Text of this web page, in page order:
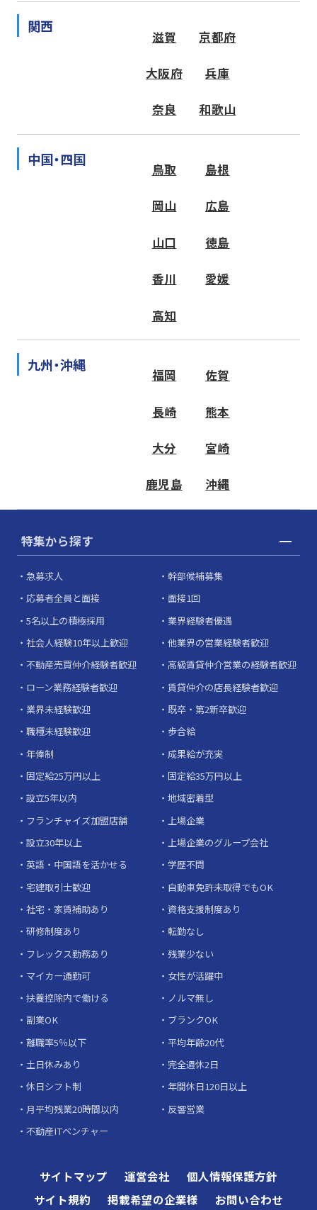
関西
滋賀 京都府
大阪府 兵庫
奈良 和歌山
中国・四国
鳥取 島根
岡山 広島
山口 徳島
香川 愛媛
高知
九州・沖縄
福岡 佐賀
長崎 熊本
大分 宮崎
鹿児島 沖縄
特集から探す
急募求人
幹部候補募集
応募者全員と面接
面接1回
5名以上の積極採用
業界経験者優遇
社会人経験10年以上歓迎
他業界の営業経験者歓迎
不動産売買仲介経験者歓迎
高級賃貸仲介営業の経験者歓迎
ローン業務経験者歓迎
賃貸仲介の店長経験者歓迎
業界未経験歓迎
既卒・第2新卒歓迎
職種未経験歓迎
歩合給
年俸制
成果給が充実
固定給25万円以上
固定給35万円以上
設立5年以内
地域密着型
フランチャイズ加盟店舗
上場企業
設立30年以上
上場企業のグループ会社
英語・中国語を活かせる
学歴不問
宅建取引士歓迎
自動車免許未取得でもOK
社宅・家賃補助あり
資格支援制度あり
研修制度あり
転勤なし
フレックス勤務あり
残業少ない
マイカー通勤可
女性が活躍中
扶養控除内で働ける
ノルマ無し
副業OK
ブランクOK
離職率5％以下
平均年齢20代
土日休みあり
完全週休2日
休日シフト制
年間休日120日以上
月平均残業20時間以内
反響営業
不動産ITベンチャー
サイトマップ 運営会社
個人情報保護方針
サイト規約
掲載希望の企業様 お問い合わせ